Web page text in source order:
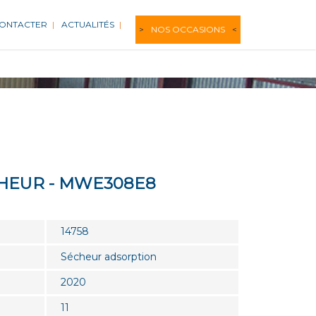
ACTUALITÉS NOS OCCASIONS
- MWE308E8
14758
Sécheur adsorption
2020
11